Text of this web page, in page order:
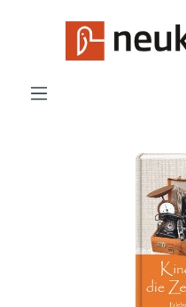
Zum Hauptinhalt springen
Bildergalerie überspringen